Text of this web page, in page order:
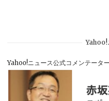
Yahoo!
Yahoo!ニュース公式コメンテーター